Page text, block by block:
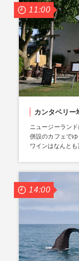
11:00
カンタベリー
ニュージーラン
併設のカフェで
ワインはなんとも
14:00